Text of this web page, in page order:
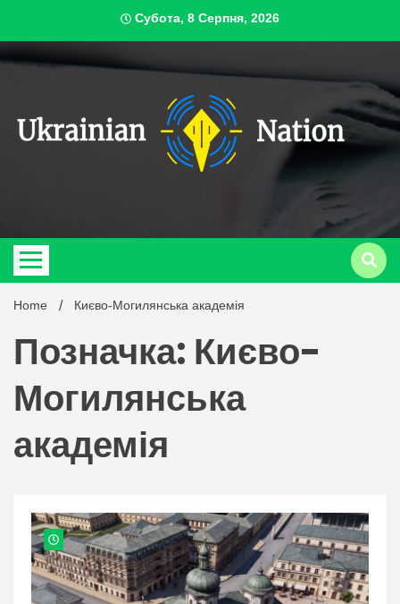
content
Субота, 8 Серпня, 2026
Home Києво-Могилянська академія
Позначка: Києво-
Могилянська
академія